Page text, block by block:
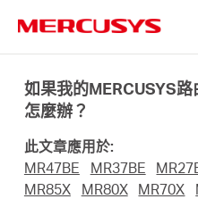
navigation
如果我的MERCUSYS
怎麼辦？
此文章應用於:
MR47BE
MR37BE
MR85X
MR80X MR70X